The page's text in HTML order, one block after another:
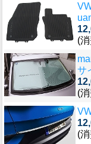
(
サ
(
(